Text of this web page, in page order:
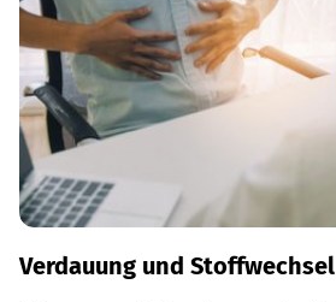
Verdauung und Stoffwechsel